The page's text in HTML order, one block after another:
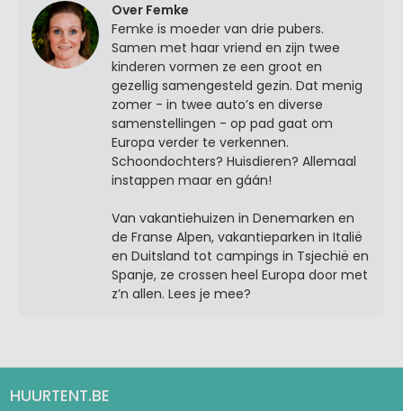
Over Femke
Femke is moeder van drie pubers.
Samen met haar vriend en zijn twee
kinderen vormen ze een groot en
gezellig samengesteld gezin. Dat menig
zomer - in twee auto’s en diverse
samenstellingen - op pad gaat om
Europa verder te verkennen.
Schoondochters? Huisdieren? Allemaal
instappen maar en gáán!
Van vakantiehuizen in Denemarken en
de Franse Alpen, vakantieparken in Italië
en Duitsland tot campings in Tsjechië en
Spanje, ze crossen heel Europa door met
z’n allen. Lees je mee?
HUURTENT.BE